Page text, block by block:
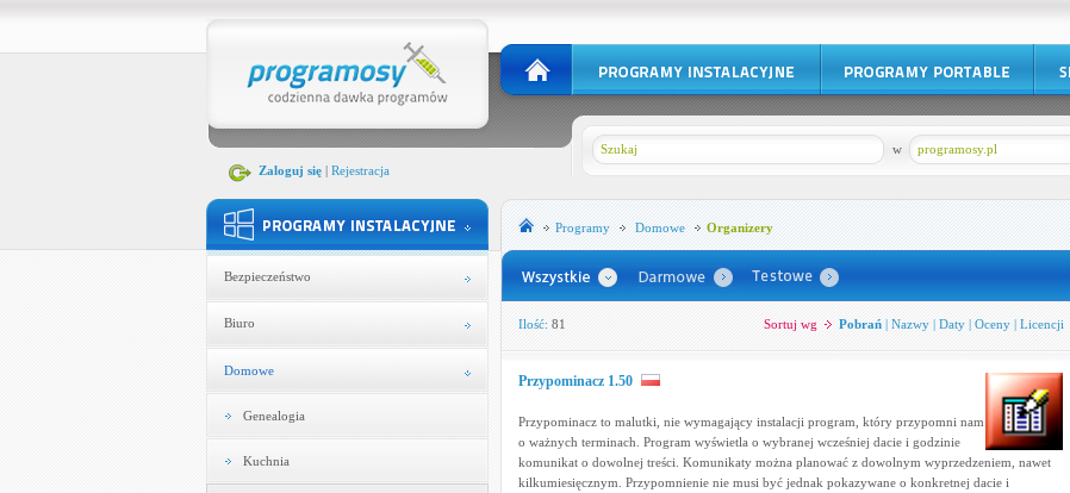
Zaloguj się| Rejestracja
programosy.pl
w
Bezpieczeństwo
Biuro
Domowe
Genealogia
Kuchnia
Programy Domowe Organizery
Ilość: 81 Sortuj wg Pobrań| Nazwy| Daty| Oceny| Licencji
Przypominacz 1.50
Przypominacz to malutki, nie wymagający instalacji program, który przypomni nam
o ważnych terminach. Program wyświetla o wybranej wcześniej dacie i godzinie
komunikat o dowolnej treści. Komunikaty można planować z dowolnym wyprzedzeniem, nawet
kilkumiesięcznym. Przypomnienie nie musi być jednak pokazywane o konkretnej dacie i